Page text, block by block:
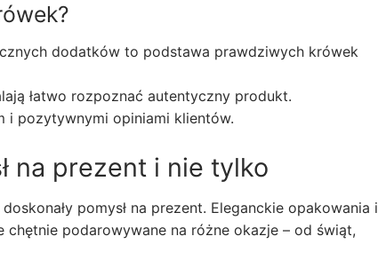
dodatków to podstawa prawdziwych krówek
łatwo rozpoznać autentyczny produkt.
i pozytywnymi opiniami klientów.
na prezent i nie tylko
pomysł na prezent. Eleganckie opakowania i
podarowywane na różne okazje – od świąt,